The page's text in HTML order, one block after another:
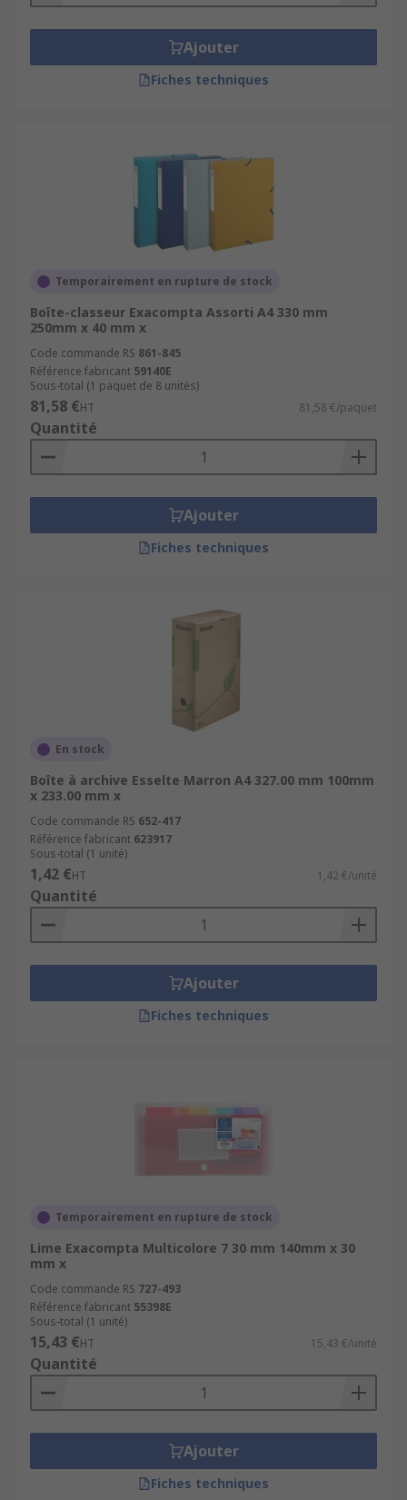
Ajouter
Fiches techniques
Temporairement en rupture de stock
Boîte-classeur Exacompta Assorti A4 330 mm
250mm x 40 mm x
Code commande RS 861-845
Référence fabricant 59140E
Sous-total (1 paquet de 8 unités)
81,58 €HT 81,58 €/paquet
Quantité
Ajouter
Fiches techniques
En stock
Boîte à archive Esselte Marron A4 327.00 mm 100mm
x 233.00 mm x
Code commande RS 652-417
Référence fabricant 623917
Sous-total (1 unité)
1,42 €HT 1,42 €/unité
Quantité
Ajouter
Fiches techniques
Temporairement en rupture de stock
Lime Exacompta Multicolore 7 30 mm 140mm x 30
mm x
Code commande RS 727-493
Référence fabricant 55398E
Sous-total (1 unité)
15,43 €HT 15,43 €/unité
Quantité
Ajouter
Fiches techniques